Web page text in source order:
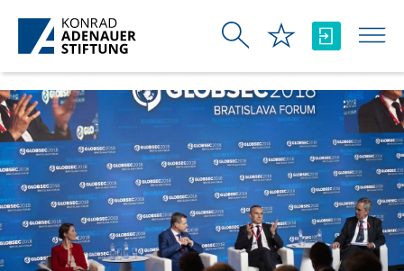
Skip to Main Content